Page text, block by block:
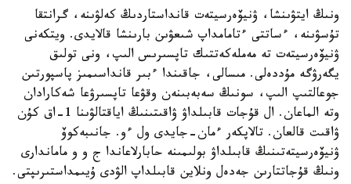
ونىڭ ايتۋىنشا، ۋنيۆەرسيتەت قانداستاردىڭ كەلۋىنە، گرانتقا
تۇسۋىنە، ءساتتى ءتامامداپ شىعۋىن بارىنشا قالايدى. ويتكەنى
ۋنيۆەرسيتەت تە مەملەكەتتىك تاپسىرىس الىپ، ونى تولىق
يگەرۋگە مۇددەلى. مىسالى، جاقىندا ءبىر قانداسىمىز پاسپورتىن
جوعالتىپ الىپ، سونىڭ سەبەبىنەن وقۋعا تاپسىرۋعا شەكارادان
وتە الماعان. ال قۇجات قابىلداۋ ۋاقىتىنىڭ اياقتالۋىنا 1-اق كۇن
ۋاقىت قالعان. تالاپكەر ءمان-جايدى ول ءو. جانىبەكوۆ
ۋنيۆەرسيتەتىنىڭ قابىلداۋ بولىمىنە حابارلاعاندا ج و و ماماندارى
ونىڭ قۇجاتتارىن جەدەل ونلاين قابىلداپ الۋدى ۇيىمداستىرىپتى.